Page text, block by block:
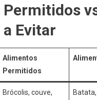
Evitar
Alimentos
Permitidos
Brócolis, couve,